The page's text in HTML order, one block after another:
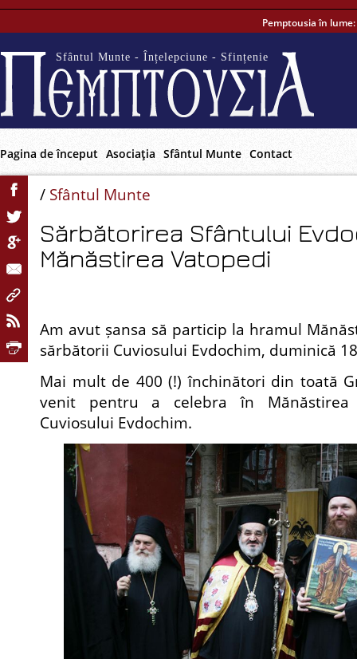
Pemptousia în lume:
Sfântul Munte - Înțelepciune - Sfințenie
Pagina de început Asociaţia Sfântul Munte Contact
/ Sfântul Munte
Sărbătorirea Sfântului
Mănăstirea Vatopedi
Am avut șansa să particip la hramul
sărbătorii Cuviosului Evdochim, duminică
Mai mult de 400 (!) închinători din toată
venit pentru a celebra în Mănăstirea
Cuviosului Evdochim.